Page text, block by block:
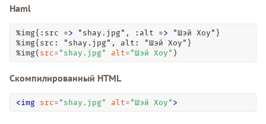
Haml
%img{:src => "shay.jpg", :alt => "Шэй Хоу"}
%img{src: "shay.jpg", alt: "Шэй Хоу"}
%img( src= " shay.jpg " alt= "Шэй Хоу " )
Скомпилированный HTML
<img src= " shay.jpg " alt= "Шэй Хоу " >